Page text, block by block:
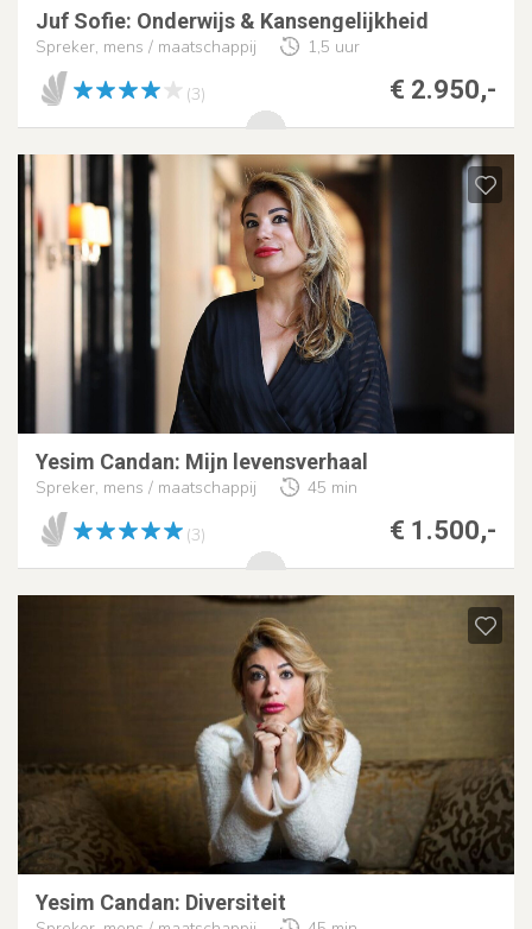
Juf Sofie: Onderwijs & Kansengelijkheid
Spreker, mens / maatschappij 1,5 uur
€ 2.950,-
(3)
Yesim Candan: Mijn levensverhaal
Spreker, mens / maatschappij 45 min
€ 1.500,-
(3)
Yesim Candan: Diversiteit